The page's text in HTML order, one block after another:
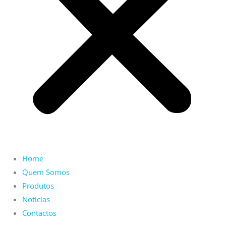
Home
Quem Somos
Produtos
Notícias
Contactos